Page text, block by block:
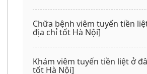
Chữa bệnh viêm tuyến tiền
địa chỉ tốt Hà Nội]
Khám viêm tuyến tiền liệt ở
tốt Hà Nội]